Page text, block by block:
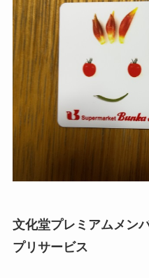
文化堂プレミアムメン
プリサービス